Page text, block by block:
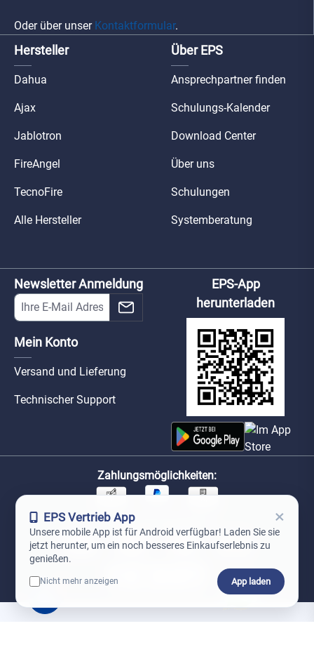
Oder über unser Kontaktformular.
Hersteller
Dahua
Ajax
Jablotron
FireAngel
TecnoFire
Alle Hersteller
Über EPS
Ansprechpartner finden
Schulungs-Kalender
Download Center
Über uns
Schulungen
Systemberatung
Newsletter Anmeldung
Mein Konto
Versand und Lieferung
Technischer Support
EPS-App
herunterladen
Zahlungsmöglichkeiten:
Unsere Versandpartner:
EPS Vertrieb App ×
Unsere mobile App ist für Android verfügbar! Laden Sie sie
jetzt herunter, um ein noch besseres Einkaufserlebnis zu
genießen.
Nicht mehr anzeigen App laden